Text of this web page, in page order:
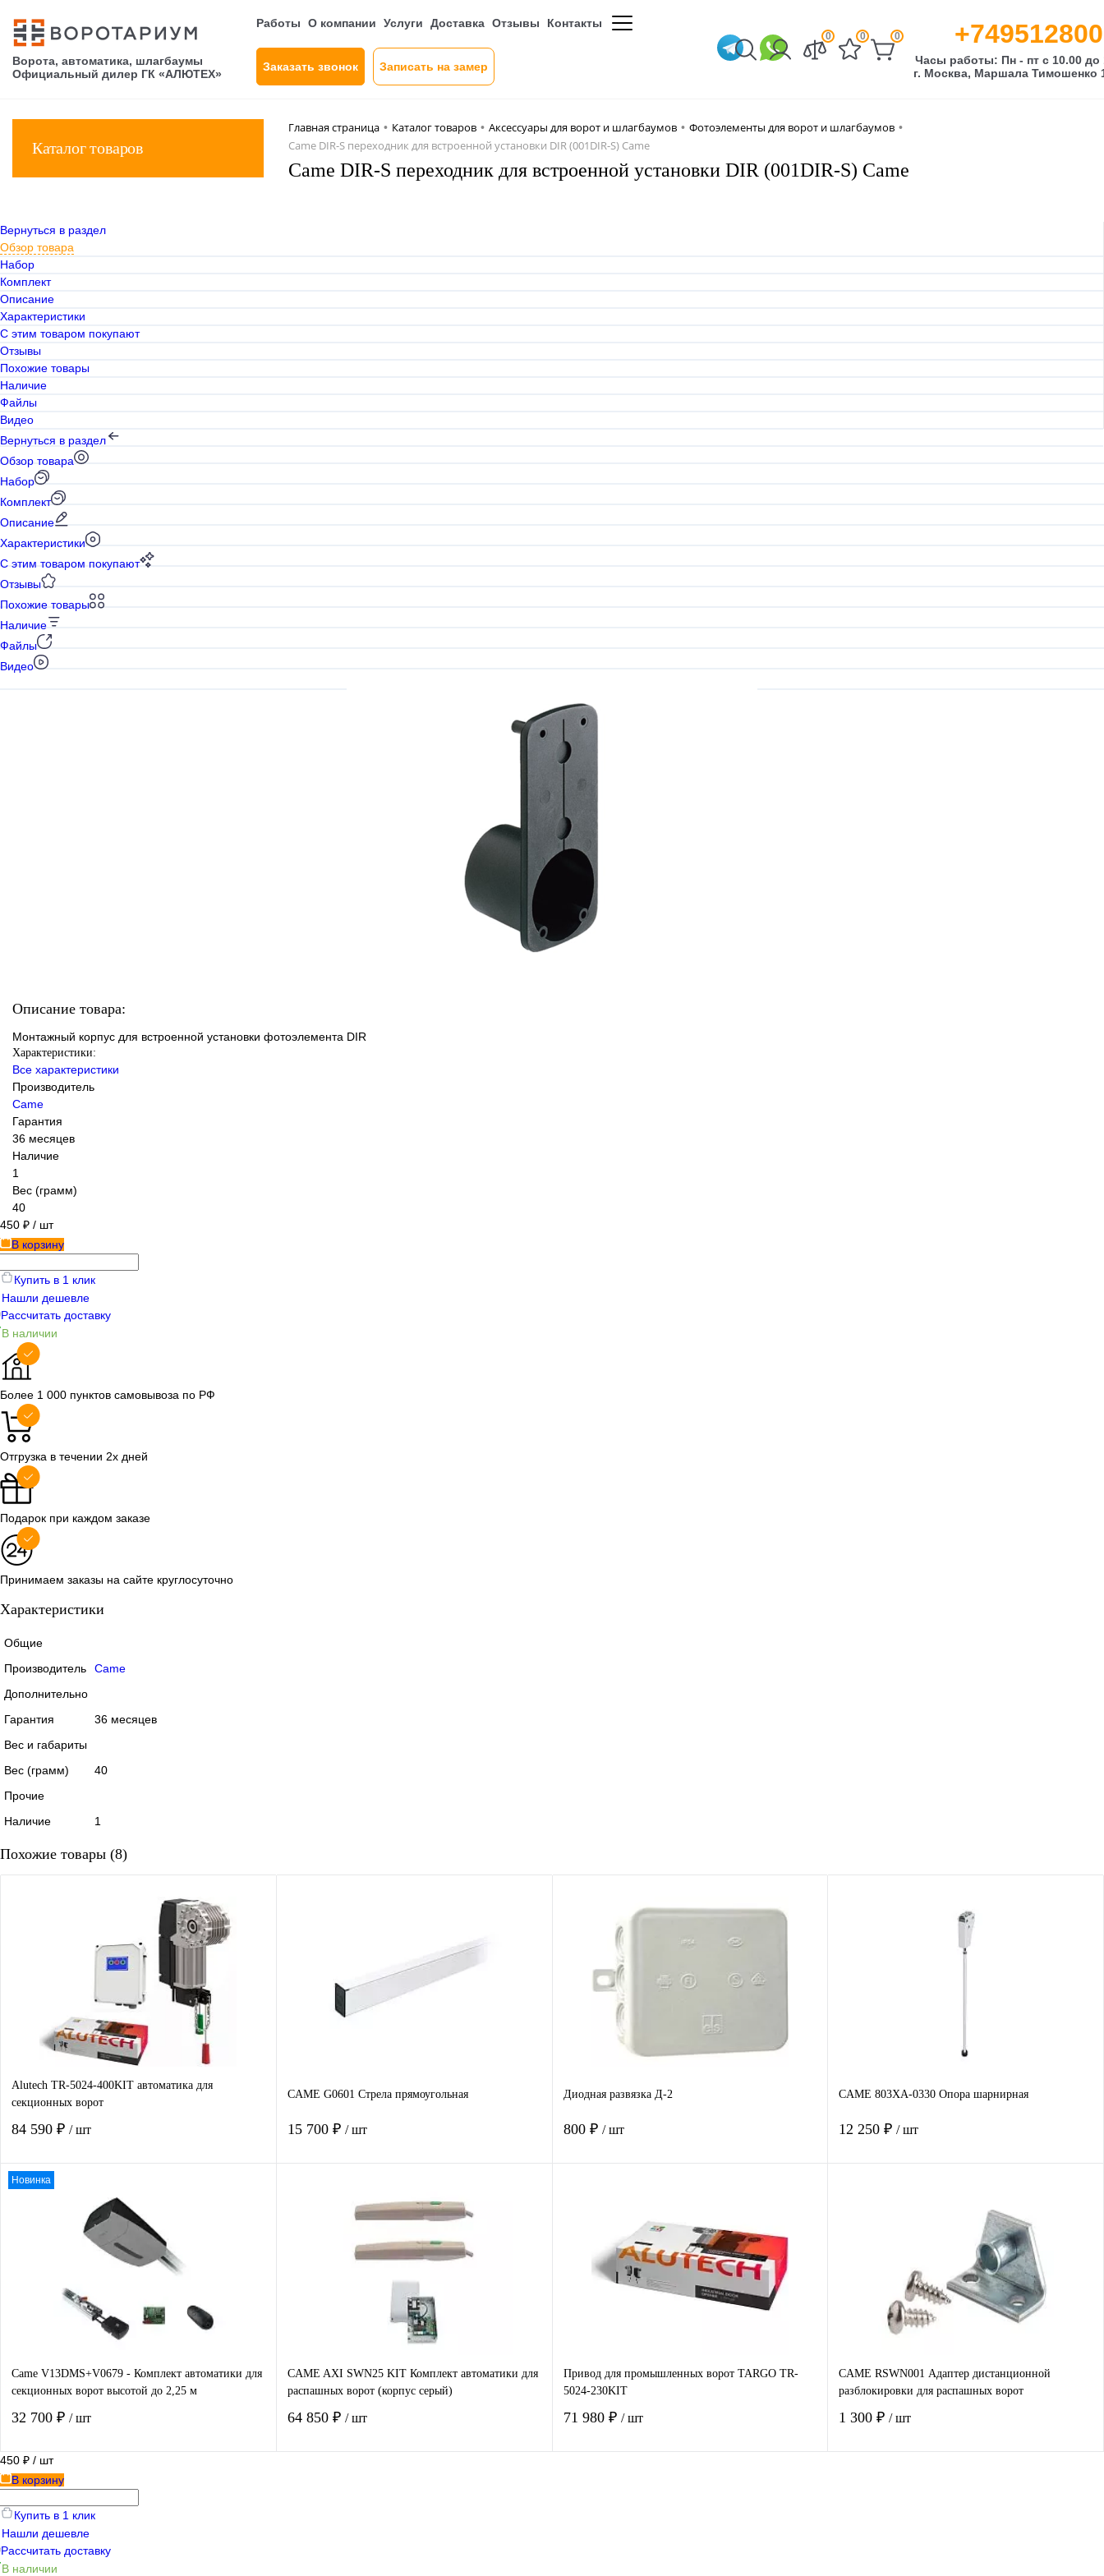
Ворота, автоматика, шлагбаумы
Официальный дилер ГК «АЛЮТЕХ»
Работы О компании Услуги Доставка Отзывы Контакты
Заказать звонок Записать на замер
0 0 0
Часы работы: Пн - пт с 10.00 до
г. Москва, Маршала Тимошенко
Каталог товаров
Главная страница • Каталог товаров • Аксессуары для ворот и шлагбаумов • Фотоэлементы для ворот и шлагбаумов •
Came DIR-S переходник для встроенной установки DIR (001DIR-S) Came
Came DIR-S переходник для встроенной установки DIR (001DIR-S) Came
Вернуться в раздел
Обзор товара
Набор
Комплект
Описание
Характеристики
С этим товаром покупают
Отзывы
Похожие товары
Наличие
Файлы
Видео
Вернуться в раздел
Обзор товара
Набор
Комплект
Описание
Характеристики
С этим товаром покупают
Отзывы
Похожие товары
Наличие
Файлы
Видео
Описание товара:
Монтажный корпус для встроенной установки фотоэлемента DIR
Характеристики:
Все характеристики
Производитель
Came
Гарантия
36 месяцев
Наличие
1
Вес (грамм)
40
450 ₽ / шт
В корзину
Купить в 1 клик
Нашли дешевле
Рассчитать доставку
В наличии
Более 1 000 пунктов самовывоза по РФ
Отгрузка в течении 2х дней
Подарок при каждом заказе
Принимаем заказы на сайте круглосуточно
Характеристики
Общие
Производитель
Came
Дополнительно
Гарантия
36 месяцев
Вес и габариты
Вес (грамм)
40
Прочие
Наличие
1
Похожие товары (8)
Alutech TR-5024-400KIT автоматика для
секционных ворот
84 590 ₽ / шт
В корзину
Купить в 1 клик Сравнение
CAME G0601 Стрела прямоугольная
15 700 ₽ / шт
Купить в 1 клик Сравнение
Диодная развязка Д-2
800 ₽ / шт
Купить в 1 клик Сравнение
В избранное В наличии
CAME 803XA-0330 Опора шарнирная
12 250 ₽/ шт
Сравнение
В избранное Под заказ
Новинка
Came V13DMS+V0679 - Комплект автоматики для
секционных ворот высотой до 2,25 м
32 700 ₽ / шт
В корзину
В избранное
CAME AXI SWN25 KIT Комплект автоматики для
распашных ворот (корпус серый)
64 850 ₽ / шт
Привод для промышленных ворот TARGO TR-
5024-230KIT
71 980 ₽ / шт
CAME RSWN001 Адаптер дистанционной
разблокировки для распашных ворот
1 300 ₽/ шт
450 ₽ / шт
В корзину
Купить в 1 клик
Нашли дешевле
Рассчитать доставку
В наличии